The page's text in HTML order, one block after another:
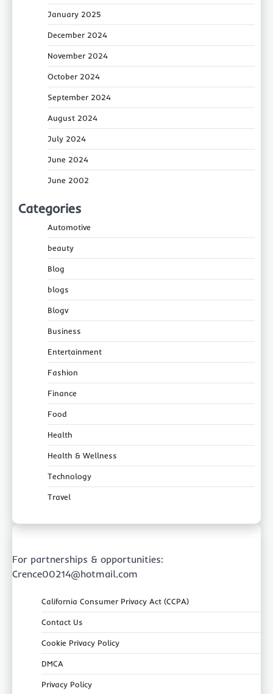
January 2025
December 2024
November 2024
October 2024
September 2024
August 2024
July 2024
June 2024
June 2002
Categories
Automotive
beauty
Blog
blogs
Blogv
Business
Entertainment
Fashion
Finance
Food
Health
Health & Wellness
Technology
Travel
For partnerships & opportunities:
Crence00214@hotmail.com
California Consumer Privacy Act (CCPA)
Contact Us
Cookie Privacy Policy
DMCA
Privacy Policy